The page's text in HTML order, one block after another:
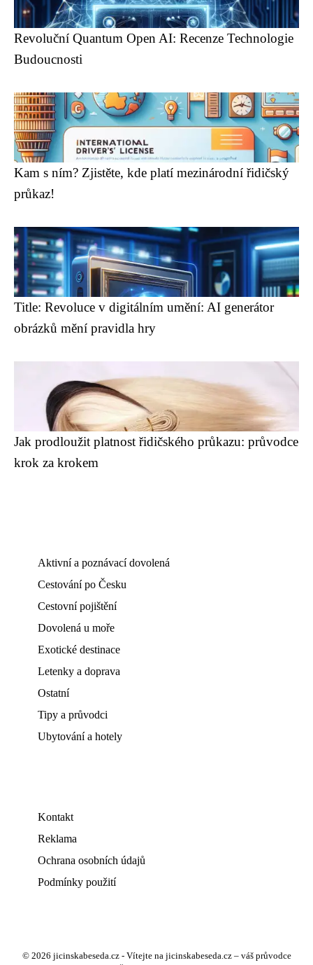
Revoluční Quantum Open AI: Recenze Technologie
Budoucnosti
Kam s ním? Zjistěte, kde platí mezinárodní řidičský
průkaz!
Title: Revoluce v digitálním umění: AI generátor
obrázků mění pravidla hry
Jak prodloužit platnost řidičského průkazu: průvodce
krok za krokem
Aktivní a poznávací dovolená
Cestování po Česku
Cestovní pojištění
Dovolená u moře
Exotické destinace
Letenky a doprava
Ostatní
Tipy a průvodci
Ubytování a hotely
Kontakt
Reklama
Ochrana osobních údajů
Podmínky použití
© 2026 jicinskabeseda.cz - Vítejte na jicinskabeseda.cz – váš průvodce